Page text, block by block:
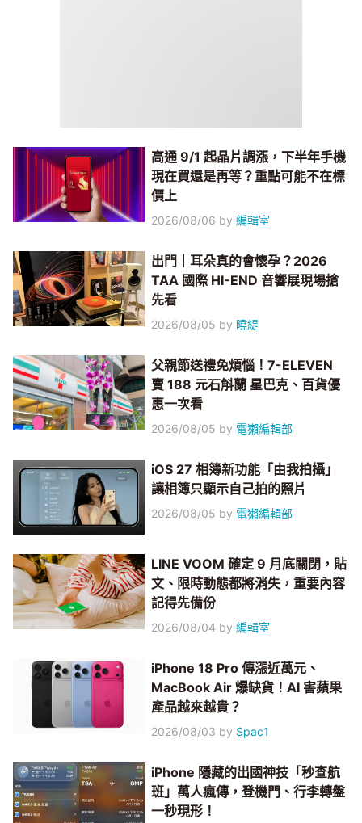
高通 9/1 起晶片調漲，下半年手機
現在買還是再等？重點可能不在標
價上
2026/08/06 by編輯室
出門｜耳朵真的會懷孕？2026
TAA 國際 HI-END 音響展現場搶
先看
2026/08/05 by 曉緹
父親節送禮免煩惱！7-ELEVEN
賣 188 元石斛蘭 星巴克、百貨優
惠一次看
2026/08/05 by 電獺編輯部
iOS 27 相簿新功能「由我拍攝」
讓相簿只顯示自己拍的照片
2026/08/05 by 電獺編輯部
LINE VOOM 確定 9 月底關閉，貼
文、限時動態都將消失，重要內容
記得先備份
2026/08/04 by編輯室
iPhone 18 Pro 傳漲近萬元、
MacBook Air 爆缺貨！AI 害蘋果
產品越來越貴？
2026/08/03 by Spac1
iPhone 隱藏的出國神技「秒查航
班」萬人瘋傳，登機門、行李轉盤
一秒現形！